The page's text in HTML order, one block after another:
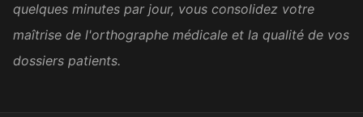
Super bien fait. Merci !
quelques minutes par jour, vous consolidez votre
maîtrise de l'orthographe médicale et la qualité de vos
dossiers patients.